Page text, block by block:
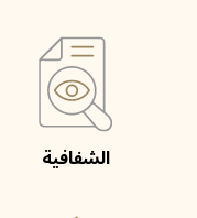
الشفافية